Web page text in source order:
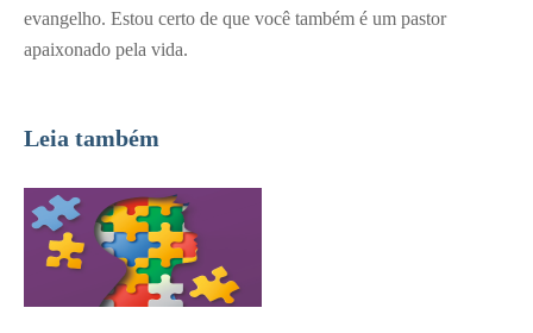
evangelho. Estou certo de que você também é um pastor
apaixonado pela vida.
Leia também